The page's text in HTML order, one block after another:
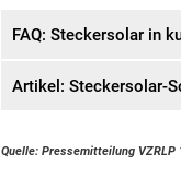
FAQ: Steckersolar in
Artikel: Steckersolar-
Quelle: Pressemitteilung VZRLP